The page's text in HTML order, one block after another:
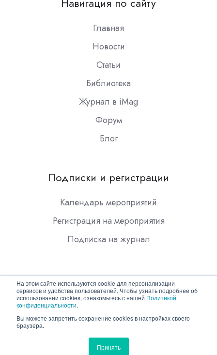
На этом сайте используются cookie для персонализации
сервисов и удобства пользователей. Чтобы узнать подробнее об
использовании cookies, ознакомьтесь с нашей Политикой
конфиденциальности.
Вы можете запретить сохранение cookies в настройках своего
браузера.
Принять
Slack
Главная
Новости
Статьи
Библиотека
Журнал в iMag
Форум
Блог
Подписки и регистрации
Календарь мероприятий
Регистрация на мероприятия
Подписка на журнал
Copyright © 2026 ООО "Гротек"
Политика конфиденциальности